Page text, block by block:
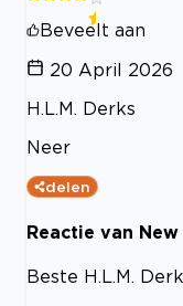
Beveelt aan
20 April 2026
H.L.M. Derks
Neer
delen
Reactie van New
Beste H.L.M.